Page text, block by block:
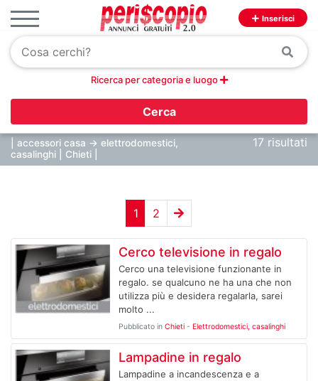
Inserisci
Ricerca per categoria e luogo
Cerca
| accessori casa -> elettrodomestici,
casalinghi | Chieti |
17 risultati
1 2
Cerco televisione in regalo
Cerco una televisione funzionante in
regalo. se qualcuno ne ha una che non
utilizza più e desidera regalarla, sarei
molto ...
Pubblicato in Chieti- Elettrodomestici, casalinghi
Lampadine in regalo
Lampadine a incandescenza e a